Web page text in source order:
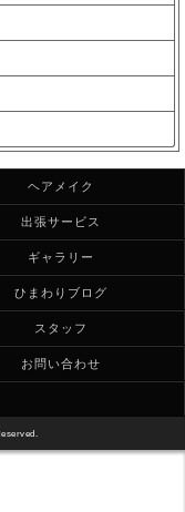
ヘアメイク
出張サービス
ギャラリー
ひまわりブログ
スタッフ
お問い合わせ